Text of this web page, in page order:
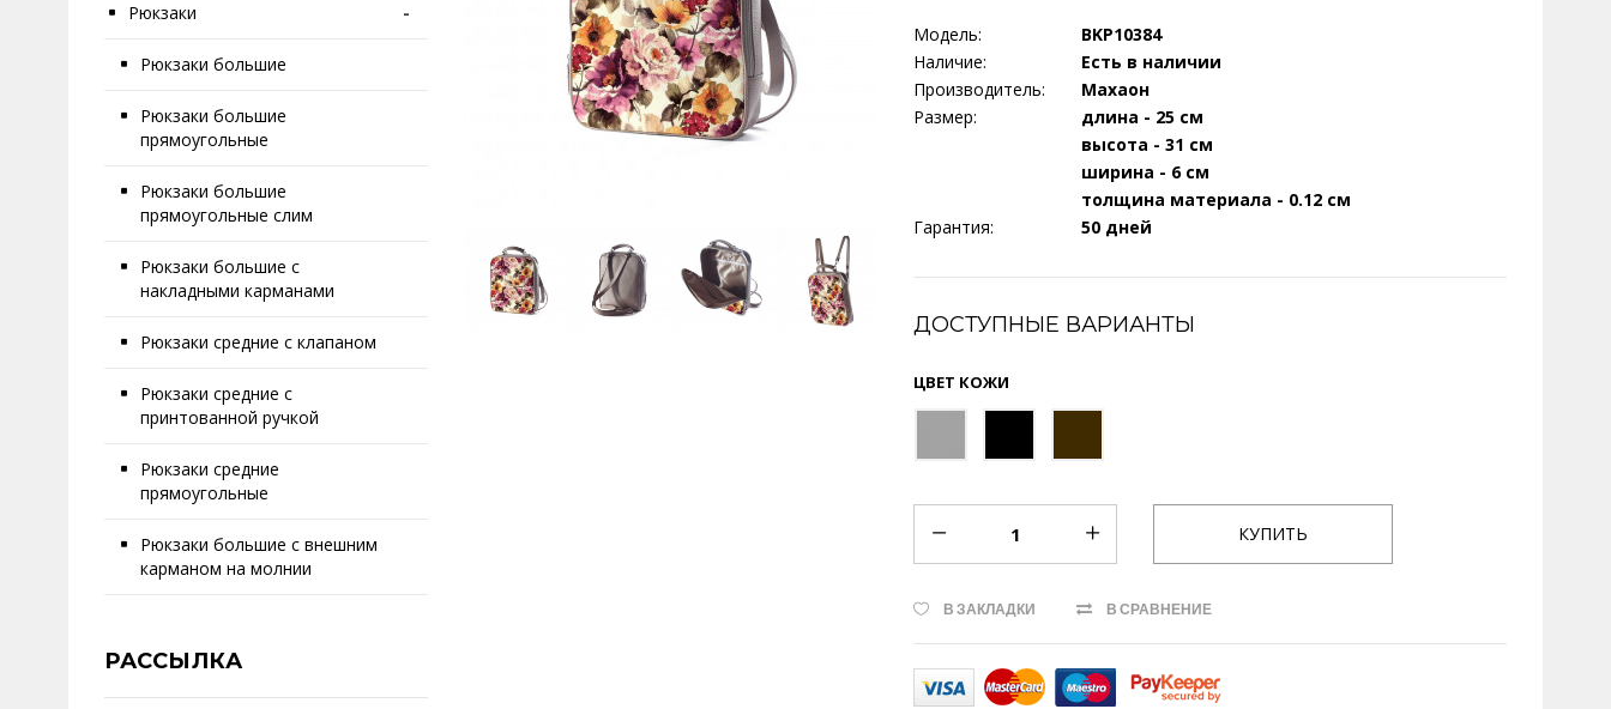
Рюкзаки -
Рюкзаки большие
Рюкзаки большие
прямоугольные
Рюкзаки большие
прямоугольные слим
Рюкзаки большие с
накладными карманами
Рюкзаки средние с клапаном
Рюкзаки средние с
принтованной ручкой
Рюкзаки средние
прямоугольные
Рюкзаки большие с внешним
карманом на молнии
РАССЫЛКА
Модель:
BKP10384
Наличие:
Есть в наличии
Производитель:
Махаон
Размер:
длина - 25 см
высота - 31 см
ширина - 6 см
толщина материала - 0.12 см
Гарантия:
50 дней
ДОСТУПНЫЕ ВАРИАНТЫ
ЦВЕТ КОЖИ
В ЗАКЛАДКИ В СРАВНЕНИЕ